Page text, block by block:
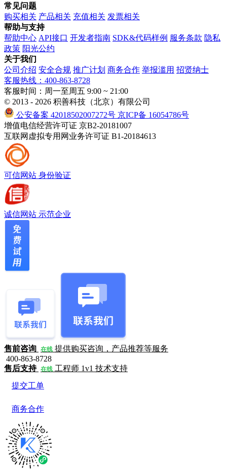
常见问题
购买相关 产品相关 充值相关 发票相关
帮助与支持
帮助中心 API接口 开发者指南 SDK&代码样例 服务条款 隐私
政策 阳光公约
关于我们
公司介绍 安全合规 推广计划 商务合作 举报滥用 招贤纳士
客服热线：400-863-8728
客服时间：周一至周五 9:00 ~ 21:00
© 2013 - 2026 积善科技（北京）有限公司
公安备案 42018502007272号 京ICP备 16054786号
增值电信经营许可证 京B2-20181007
互联网虚拟专用网业务许可证 B1-20184613
可信网站 身份验证
诚信网站 示范企业
售前咨询 在线 提供购买咨询，产品推荐等服务
400-863-8728
售后支持 在线 工程师 1v1 技术支持
提交工单
商务合作